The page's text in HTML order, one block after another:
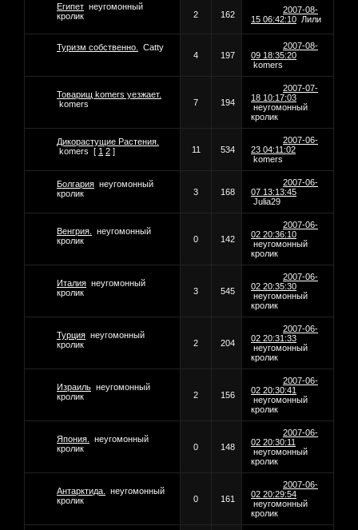
Египет неугомонный
кролик
2 162
2007-08-
15 06:42:10 Лили
Туризм собственно.
Catty
4
197
2007-08-
09 18:35:20
komers
Товарищ komers уезжает.
komers
7 194
2007-07-
18 10:17:03
неугомонный
кролик
Дикорастущие Растения.
komers [ 1 2 ] 11 534
2007-06-
23 04:11:02
komers
Болгария неугомонный
кролик
3 168
2007-06-
07 13:13:45
Julia29
Венгрия.
неугомонный
кролик
0 142
2007-06-
02 20:36:10
неугомонный
кролик
Италия неугомонный
кролик
3 545
2007-06-
02 20:35:30
неугомонный
кролик
Турция неугомонный
кролик
2 204
2007-06-
02 20:31:33
неугомонный
кролик
Израиль неугомонный
кролик
2 156
2007-06-
02 20:30:41
неугомонный
кролик
Япония.
неугомонный
кролик
0 148
2007-06-
02 20:30:11
неугомонный
кролик
Антарктида.
неугомонный
кролик
0 161
2007-06-
02 20:29:54
неугомонный
кролик